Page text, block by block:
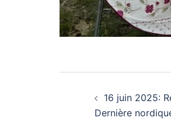
16 juin 2025:
Dernière